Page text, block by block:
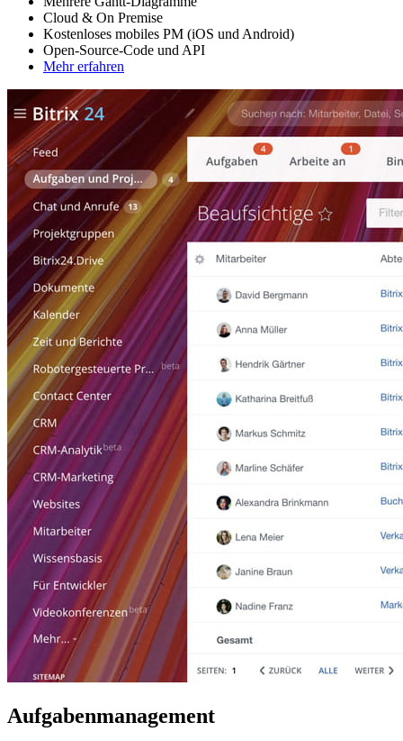
Cloud & On Premise
Kostenloses mobiles PM (iOS und Android)
Open-Source-Code und API
Mehr erfahren
Aufgabenmanagement